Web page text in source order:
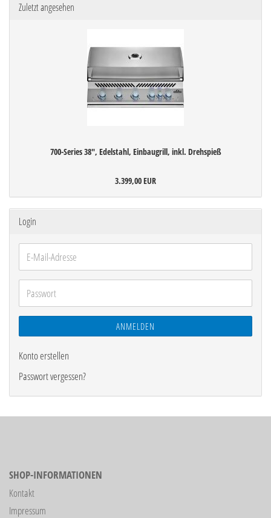
Zuletzt angesehen
700-Series 38", Edelstahl, Einbaugrill, inkl. Drehspieß
3.399,00 EUR
Login
E-
Mail-
Adresse
Passwort
ANMELDEN
Konto erstellen
Passwort vergessen?
SHOP-INFORMATIONEN
Kontakt
Impressum